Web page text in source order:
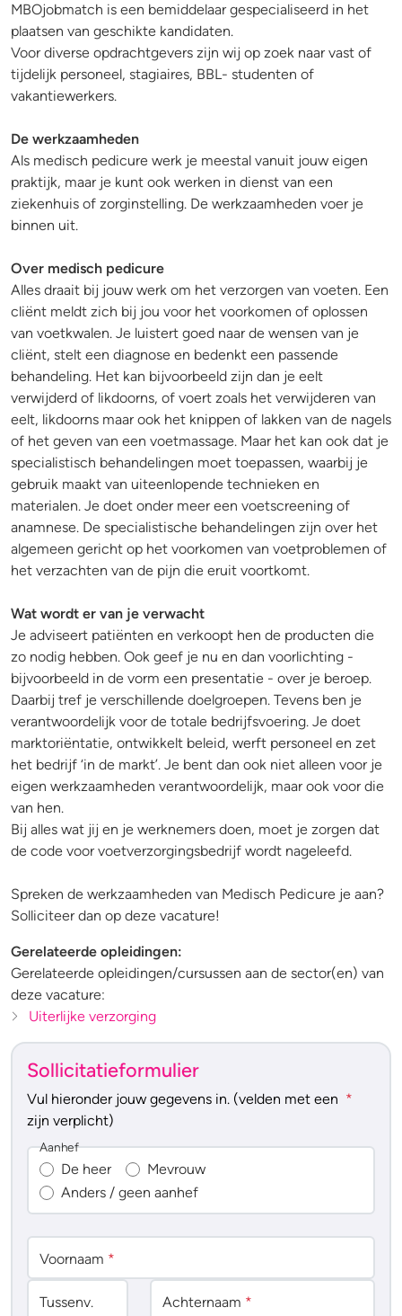
MBOjobmatch is een bemiddelaar gespecialiseerd in het
plaatsen van geschikte kandidaten.
Voor diverse opdrachtgevers zijn wij op zoek naar vast of
tijdelijk personeel, stagiaires, BBL- studenten of
vakantiewerkers.
De werkzaamheden
Als medisch pedicure werk je meestal vanuit jouw eigen
praktijk, maar je kunt ook werken in dienst van een
ziekenhuis of zorginstelling. De werkzaamheden voer je
binnen uit.
Over medisch pedicure
Alles draait bij jouw werk om het verzorgen van voeten. Een
cliënt meldt zich bij jou voor het voorkomen of oplossen
van voetkwalen. Je luistert goed naar de wensen van je
cliënt, stelt een diagnose en bedenkt een passende
behandeling. Het kan bijvoorbeeld zijn dan je eelt
verwijderd of likdoorns, of voert zoals het verwijderen van
eelt, likdoorns maar ook het knippen of lakken van de nagels
of het geven van een voetmassage. Maar het kan ook dat je
specialistisch behandelingen moet toepassen, waarbij je
gebruik maakt van uiteenlopende technieken en
materialen. Je doet onder meer een voetscreening of
anamnese. De specialistische behandelingen zijn over het
algemeen gericht op het voorkomen van voetproblemen of
het verzachten van de pijn die eruit voortkomt.
Wat wordt er van je verwacht
Je adviseert patiënten en verkoopt hen de producten die
zo nodig hebben. Ook geef je nu en dan voorlichting -
bijvoorbeeld in de vorm een presentatie - over je beroep.
Daarbij tref je verschillende doelgroepen. Tevens ben je
verantwoordelijk voor de totale bedrijfsvoering. Je doet
marktoriëntatie, ontwikkelt beleid, werft personeel en zet
het bedrijf ‘in de markt’. Je bent dan ook niet alleen voor je
eigen werkzaamheden verantwoordelijk, maar ook voor die
van hen.
Bij alles wat jij en je werknemers doen, moet je zorgen dat
de code voor voetverzorgingsbedrijf wordt nageleefd.
Spreken de werkzaamheden van Medisch Pedicure je aan?
Solliciteer dan op deze vacature!
Gerelateerde opleidingen:
Gerelateerde opleidingen/cursussen aan de sector(en) van
deze vacature:
Uiterlijke verzorging
Sollicitatieformulier
Vul hieronder jouw gegevens in. (velden met een *
zijn verplicht)
De heer
Mevrouw
Anders / geen aanhef
Aanhef
Voornaam *
Tussenv. Achternaam *